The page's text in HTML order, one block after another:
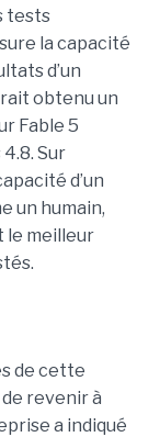
tests
la capacité
d’un
obtenu un
Fable 5
Sur
d’un
un humain,
le meilleur
de cette
revenir à
a indiqué